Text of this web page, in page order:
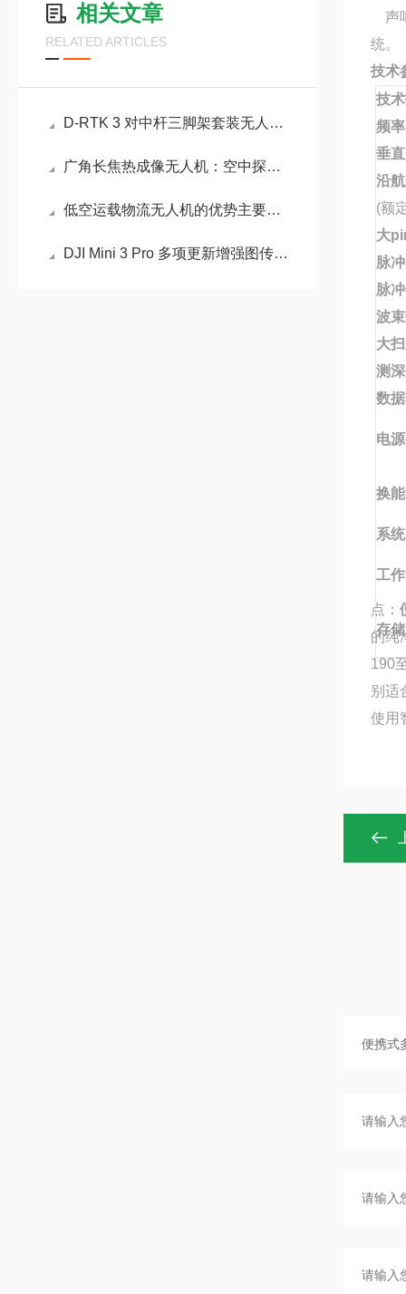
相关文章
RELATED ARTICLES
D-RTK 3 对中杆三脚架套装无人机的应用及其意义
广角长焦热成像无人机：空中探测的“多面手”
低空运载物流无人机的优势主要体现在哪些方面？
DJI Mini 3 Pro 多项更新增强图传功能介绍
声
统。
技术
技
频率
垂
沿
(额
大
脉
脉
波
大
测
数
电
换
系
工
存
点：
的纯
190
别适
使用